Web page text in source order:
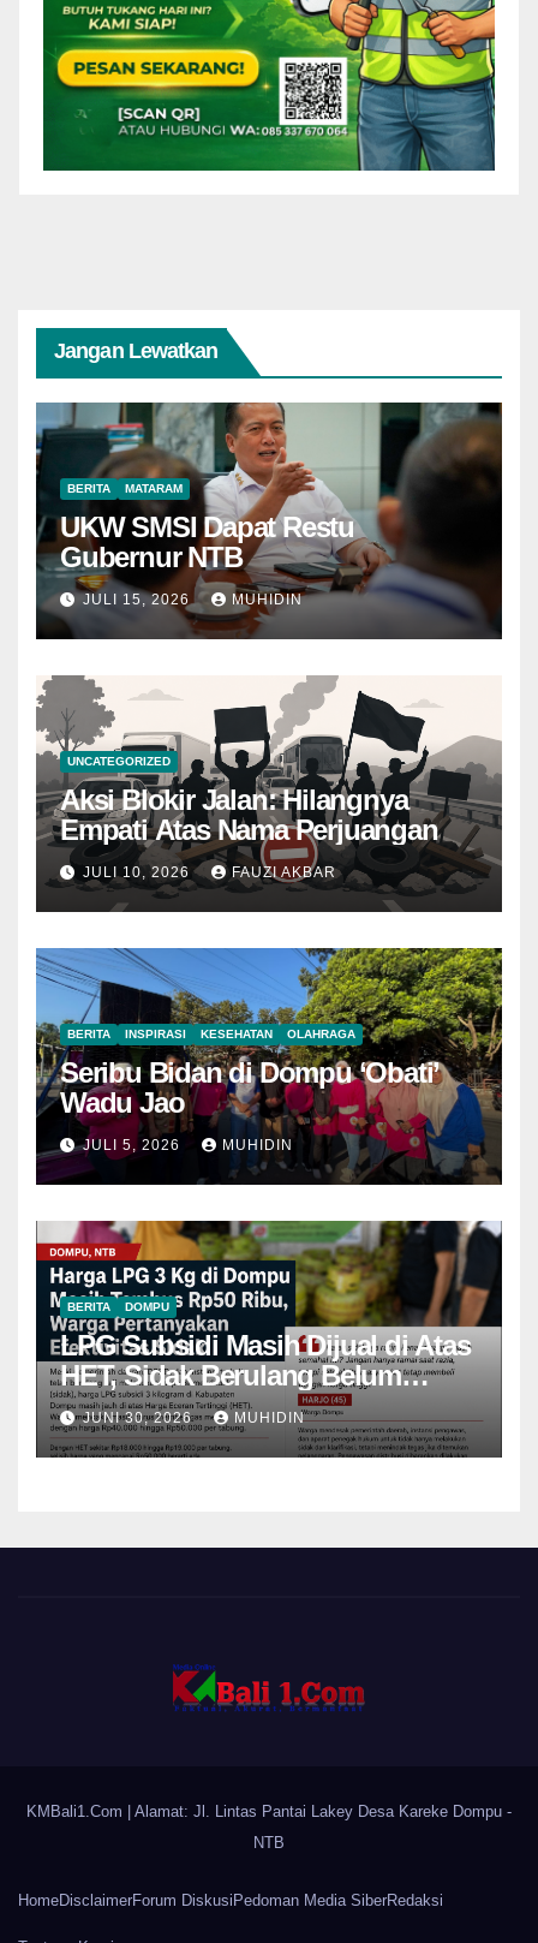
Jangan Lewatkan
BERITA MATARAM
UKW SMSI Dapat Restu
Gubernur NTB
JULI 15, 2026 MUHIDIN
UNCATEGORIZED
Aksi Blokir Jalan: Hilangnya
Empati Atas Nama Perjuangan
JULI 10, 2026 FAUZI AKBAR
BERITA INSPIRASI KESEHATAN OLAHRAGA
Seribu Bidan di Dompu ‘Obati’
Wadu Jao
JULI 5, 2026 MUHIDIN
BERITA DOMPU
LPG Subsidi Masih Dijual di Atas
HET, Sidak Berulang Belum
Mampu Menekan Harga
JUNI 30, 2026 MUHIDIN
KMBali1.Com | Alamat: Jl. Lintas Pantai Lakey Desa Kareke Dompu -
NTB
HomeDisclaimerForum Diskusi Pedoman Media SiberRedaksi